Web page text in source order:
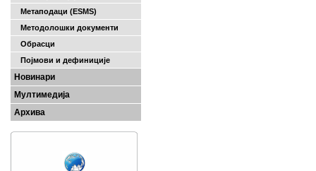
Метаподаци (ESMS)
Методолошки документи
Обрасци
Појмови и дефиниције
Новинари
Мултимедија
Архива